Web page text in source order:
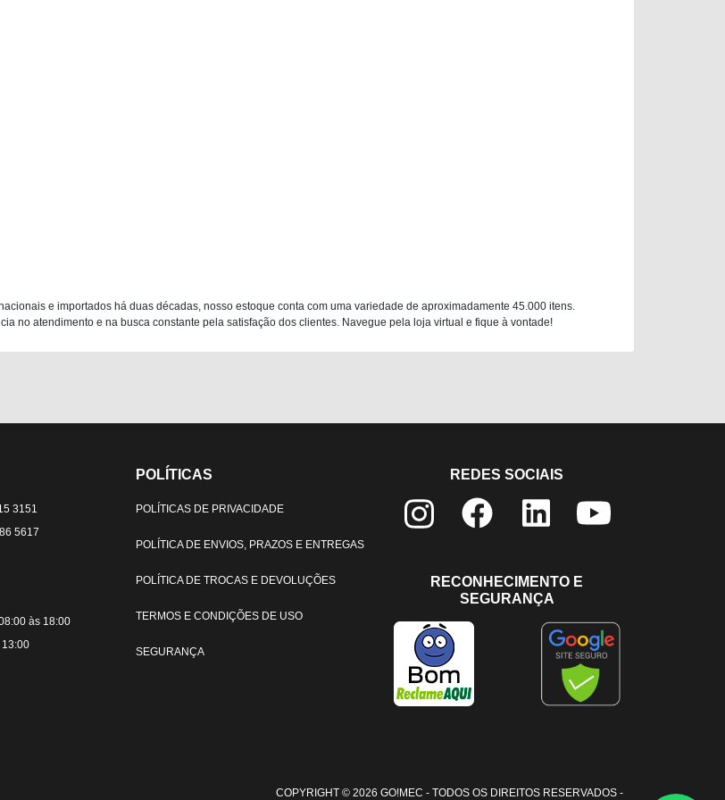
e importados há duas décadas, nosso estoque conta com uma variedade de aproximadamente 45.000 itens.
no atendimento e na busca constante pela satisfação dos clientes. Navegue pela loja virtual e fique à vontade!
3151
5617
às 18:00
POLÍTICAS
POLÍTICAS DE PRIVACIDADE
POLÍTICA DE ENVIOS, PRAZOS E ENTREGAS
POLÍTICA DE TROCAS E DEVOLUÇÕES
TERMOS E CONDIÇÕES DE USO
SEGURANÇA
REDES SOCIAIS
RECONHECIMENTO E
SEGURANÇA
COPYRIGHT © 2026 GO!MEC - TODOS OS DIREITOS RESERVADOS -